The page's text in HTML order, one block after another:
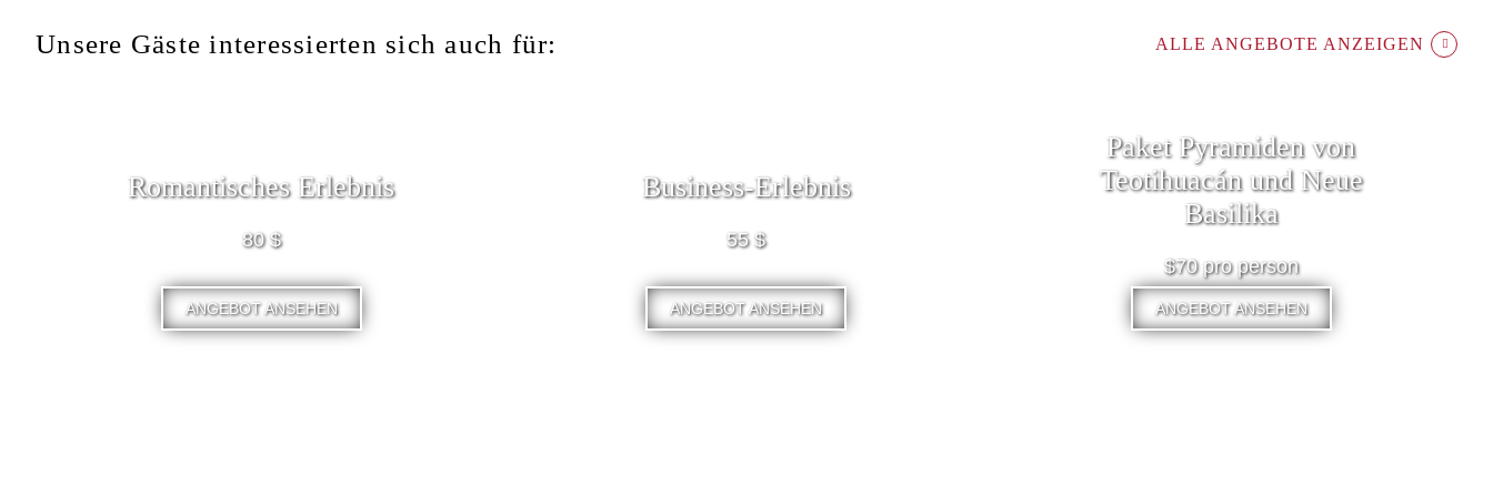
Unsere Gäste interessierten sich auch für: ALLE ANGEBOTE ANZEIGEN
Romantisches Erlebnis
80 $
ANGEBOT ANSEHEN
Business-Erlebnis
55 $
ANGEBOT ANSEHEN
Paket Pyramiden von
Teotihuacán und Neue
Basilika
$70 pro person
ANGEBOT ANSEHEN